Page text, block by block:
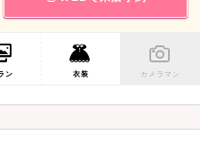
ン 衣装 カメラマン